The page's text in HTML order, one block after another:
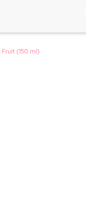
(150 ml)